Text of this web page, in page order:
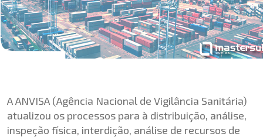
A ANVISA (Agência Nacional de Vigilância Sanitária)
atualizou os processos para à distribuição, análise,
inspeção física, interdição, análise de recursos de